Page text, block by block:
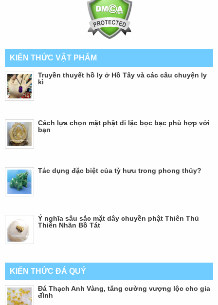
KIẾN THỨC VẬT PHẨM
Truyền thuyết hồ ly ở Hồ Tây và các câu chuyện ly
kì
Cách lựa chọn mặt phật di lặc bọc bạc phù hợp với
bạn
Tác dụng đặc biệt của tỳ hưu trong phong thủy?
Ý nghĩa sâu sắc mặt dây chuyền phật Thiên Thủ
Thiên Nhãn Bồ Tát
KIẾN THỨC ĐÁ QUÝ
Đá Thạch Anh Vàng, tăng cường vượng lộc cho gia
đình